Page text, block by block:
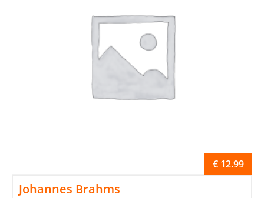
Johannes Brahms
€ 12.99